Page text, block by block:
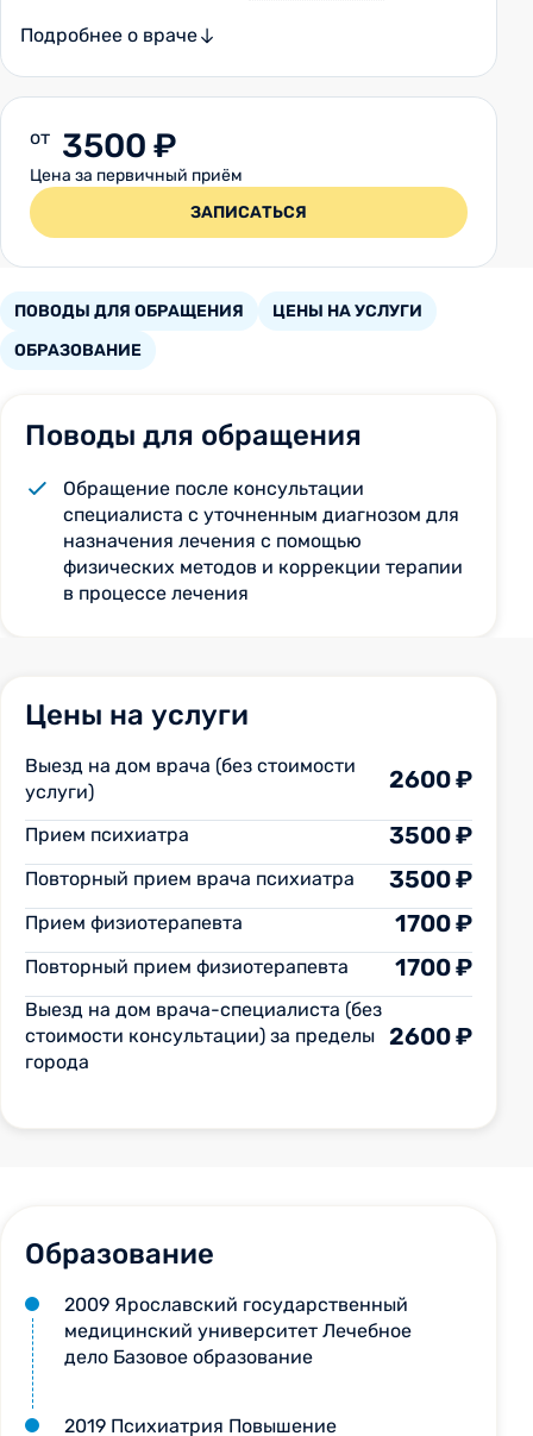
Подробнее о враче
от 3500 ₽
Цена за первичный приём
ЗАПИСАТЬСЯ
ПОВОДЫ ДЛЯ ОБРАЩЕНИЯ
ЦЕНЫ НА УСЛУГИ
ОБРАЗОВАНИЕ
Поводы для обращения
Обращение после консультации
специалиста с уточненным диагнозом для
назначения лечения с помощью
физических методов и коррекции терапии
в процессе лечения
Цены на услуги
Выезд на дом врача (без стоимости
услуги)
2600 ₽
Прием психиатра 3500 ₽
Повторный прием врача психиатра 3500 ₽
Прием физиотерапевта 1700 ₽
Повторный прием физиотерапевта 1700 ₽
Выезд на дом врача-специалиста (без
стоимости консультации) за пределы
города
2600 ₽
Образование
2009 Ярославский государственный
медицинский университет Лечебное
дело Базовое образование
2019 Психиатрия Повышение